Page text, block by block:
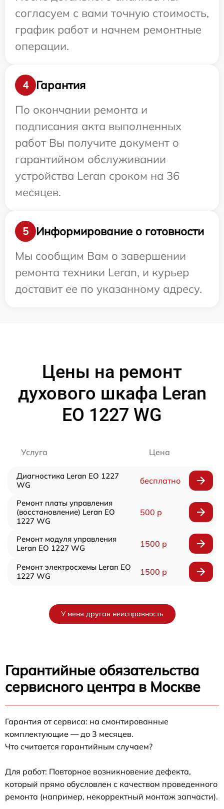
согласуем с вами точную стоимость,
график работ и начнем ремонтные
операции.
4
Гарантия
По окончании ремонта и
подписания акта выполненных
работ Вы получите документ о
гарантийном обслуживании
устройства Leran сроком на 36
месяцев.
5
Информирование о готовности
Мы сообщим Вам о завершении
ремонта техники Leran, и курьер
доставит ее по указанному адресу.
Цены на ремонт
духового шкафа Leran
EO 1227 WG
Услуга Цена
Диагностика Leran EO 1227
WG
бесплатно
Ремонт платы управления
(восстановление) Leran EO
1227 WG
500 р
Ремонт модуля управления
Leran EO 1227 WG
1500 р
Ремонт электросхемы Leran EO
1227 WG
1500 р
У меня другая неисправность
Гарантийные обязательства
сервисного центра в Москве
Гарантия от сервиса: на смонтированные
комплектующие — до 3 месяцев.
Что считается гарантийным случаем?
Для работ: Повторное возникновение дефекта,
который прямо обусловлен с качеством проведенного
ремонта (например, некорректный монтаж запчасти).